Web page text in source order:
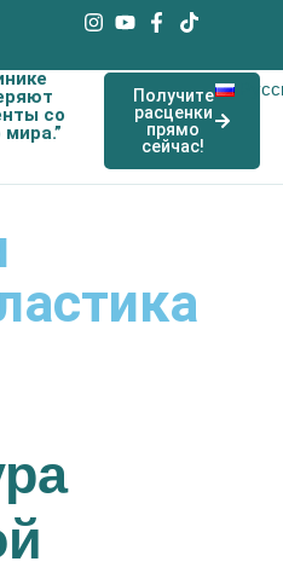
со
мира.”
Получите
расценки
прямо
сейчас!